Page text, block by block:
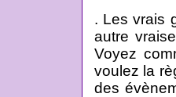
. Les vrais
autre
Voyez
voulez la
des